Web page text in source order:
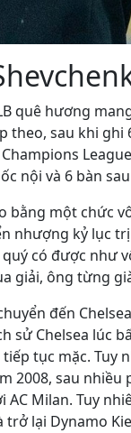
quê hương
theo, sau khi
nội và 6 bàn
một chức
nhượng kỷ lục
có được như
giải, ông từng
đến
Chelsea lúc
tục mặc. Tuy
2008, sau
Milan. Tuy
trở lại Dynamo